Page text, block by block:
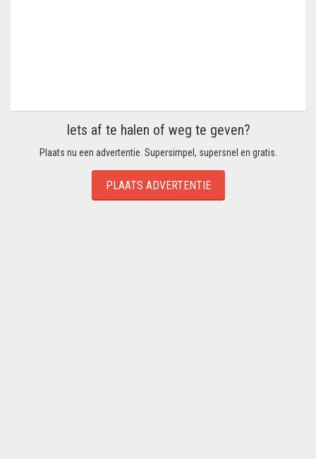
Iets af te halen of weg te geven?
Plaats nu een advertentie. Supersimpel, supersnel en gratis.
PLAATS ADVERTENTIE